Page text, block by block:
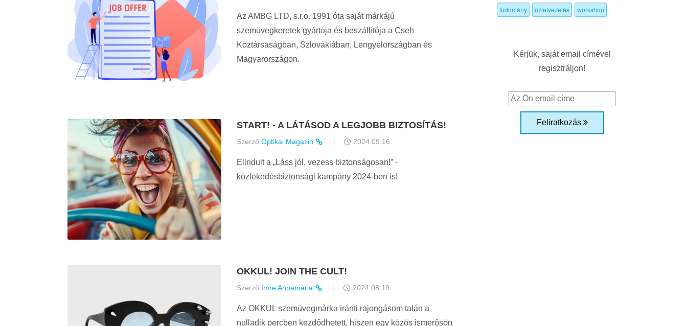
Az AMBG LTD, s.r.o. 1991 óta saját márkájú
szemüvegkeretek gyártója és beszállítója a Cseh
Köztársaságban, Szlovákiában, Lengyelországban és
Magyarországon.
START! - A LÁTÁSOD A LEGJOBB BIZTOSÍTÁS!
Szerző:Optikai Magazin 2024.09.16.
Elindult a „Láss jól, vezess biztonságosan!” -
közlekedésbiztonsági kampány 2024-ben is!
OKKUL! JOIN THE CULT!
Szerző:Imre Annamária 2024.08.19.
Az OKKUL szemüvegmárka iránti rajongásom talán a
nulladik percben kezdődhetett, hiszen egy közös ismerősön
tudomány
üzletvezetés workshop
Kérjük, saját email címével
regisztráljon!
Feliratkozás